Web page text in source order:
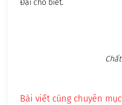
Đại cho biết.
Bài viết cùng chuyên mục